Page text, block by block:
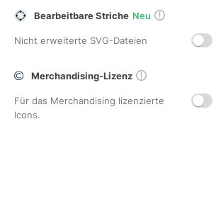
Bearbeitbare Striche Neu
Nicht erweiterte SVG-Dateien
Merchandising-Lizenz
Für das Merchandising lizenzierte
Icons.